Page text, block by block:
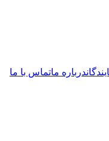
درباره ماتماس با ما